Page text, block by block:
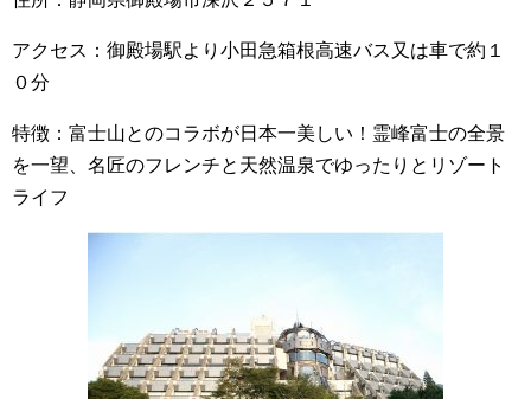
アクセス：御殿場駅より小田急箱根高速バス又は車で約１
０分
特徴：富士山とのコラボが日本一美しい！霊峰富士の全景
を一望、名匠のフレンチと天然温泉でゆったりとリゾート
ライフ